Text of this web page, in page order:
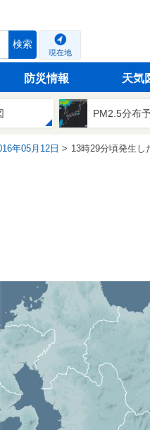
検索
現在地
防災情報 天気
PM2.5分布
年05月12日 13時29分頃発生し